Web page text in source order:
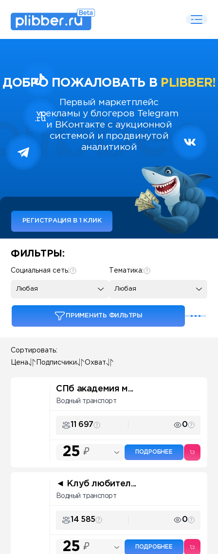
ДОБРО ПОЖАЛОВАТЬ В PLIBBER!
Первый маркетплейс
рекламы у блогеров Telegram
и ВКонтакте с аукционной
системой и продвинутой
аналитикой
РЕГИСТРАЦИЯ В 1 КЛИК
Some SEO Title
ФИЛЬТРЫ:
Тематика:
Любая
Социальная сеть:
Любая
ПРИМЕНИТЬ ФИЛЬТРЫ
Сортировать:
Цена Подписчики Охват
СПб академия м...
Водный транспорт
11 697 0
25 ₽ ПОДРОБНЕЕ
◄ Клуб любител...
Водный транспорт
14 585 0
25 ₽ ПОДРОБНЕЕ